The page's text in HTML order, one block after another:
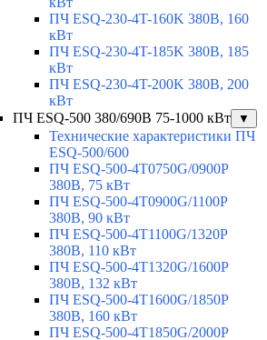
ПЧ ESQ-230-4T-160K 380В, 160
кВт
ПЧ ESQ-230-4T-185K 380В, 185
кВт
ПЧ ESQ-230-4T-200K 380В, 200
кВт
ПЧ ESQ-500 380/690В 75-1000 кВт
▼
Технические характеристики ПЧ
ESQ-500/600
ПЧ ESQ-500-4T0750G/0900P
380В, 75 кВт
ПЧ ESQ-500-4T0900G/1100P
380В, 90 кВт
ПЧ ESQ-500-4T1100G/1320P
380В, 110 кВт
ПЧ ESQ-500-4T1320G/1600P
380В, 132 кВт
ПЧ ESQ-500-4T1600G/1850P
380В, 160 кВт
ПЧ ESQ-500-4T1850G/2000P